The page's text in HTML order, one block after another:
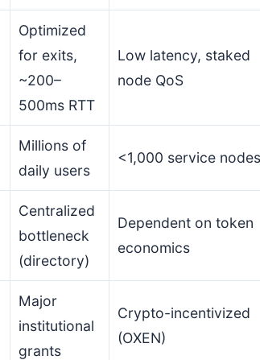
Optimized
for exits,
~200–
500ms RTT
Low latency, staked
node QoS
Millions of
daily users
<1,000 service nodes
Centralized
bottleneck
(directory)
Dependent on token
economics
Major
institutional
grants
Crypto-incentivized
(OXEN)